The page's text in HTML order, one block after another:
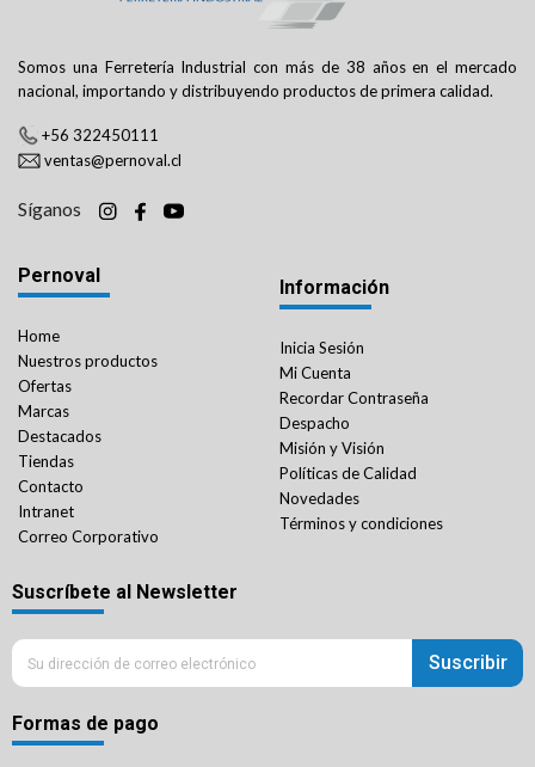
Somos una Ferretería Industrial con más de 38 años en el mercado
nacional, importando y distribuyendo productos de primera calidad.
+56 322450111
ventas@pernoval.cl
Síganos
Pernoval
Home
Nuestros productos
Ofertas
Marcas
Destacados
Tiendas
Contacto
Intranet
Correo Corporativo
Información
Inicia Sesión
Mi Cuenta
Recordar Contraseña
Despacho
Misión y Visión
Políticas de Calidad
Novedades
Términos y condiciones
Suscríbete al Newsletter
Suscribir
Formas de pago